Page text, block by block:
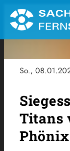
So.,
Titans